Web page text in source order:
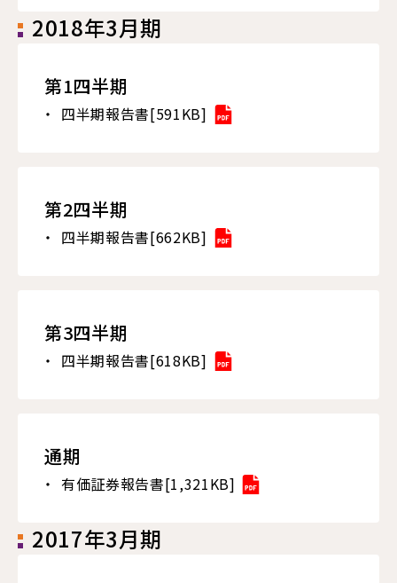
2018年3月期
第1四半期
四半期報告書[591KB]
第2四半期
四半期報告書[662KB]
第3四半期
四半期報告書[618KB]
通期
有価証券報告書[1,321KB]
2017年3月期